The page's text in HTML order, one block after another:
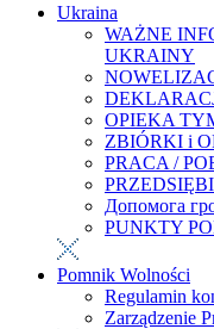
Ukraina
WAŻNE
UKRAINY
OPIEKA
ZBIÓRKI i
PRACA /
Допомога
PUNKTY
Pomnik Wolności
Regulamin
Zarządzenie